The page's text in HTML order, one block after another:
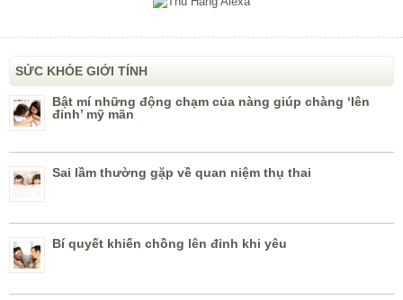
SỨC KHỎE GIỚI TÍNH
Bật mí những động chạm của nàng giúp chàng ‘lên
đỉnh’ mỹ mãn
Sai lầm thường gặp về quan niệm thụ thai
Bí quyết khiến chồng lên đỉnh khi yêu